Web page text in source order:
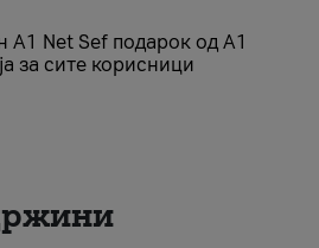
A1 Net Sеf подарок од А1
за сите корисници